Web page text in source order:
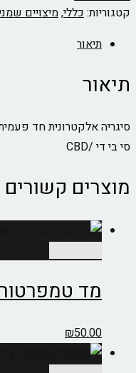
קטגוריות: כללי,מיצויים
תיאור
תיאור
סיגריה אלקטרונית חד
‏סי בי די /CBD
מוצרים קשורים
מד
₪50.00